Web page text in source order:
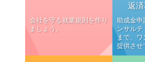
会社を守る就業規則を作り
ましょう。
返
助成金申
ンサル
まで、ワ
提供させ